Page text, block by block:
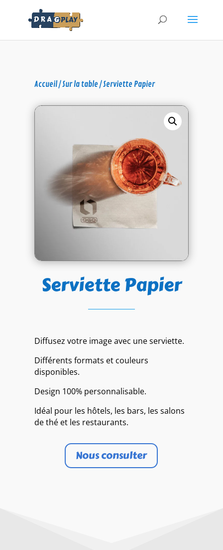
Accueil/Sur la table/ Serviette Papier
Serviette Papier
Diffusez votre image avec une serviette.
Différents formats et couleurs
disponibles.
Design 100% personnalisable.
Idéal pour les hôtels, les bars, les salons
de thé et les restaurants.
Nous consulter